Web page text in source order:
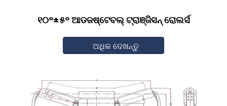
୧୦°±୫° ଆଡଜଷ୍ଟେବଲ୍ ଟ୍ରାଞ୍ଜିସନ୍ ରୋଲର୍ସ
ଅଧିକ ଦେଖନ୍ତୁ